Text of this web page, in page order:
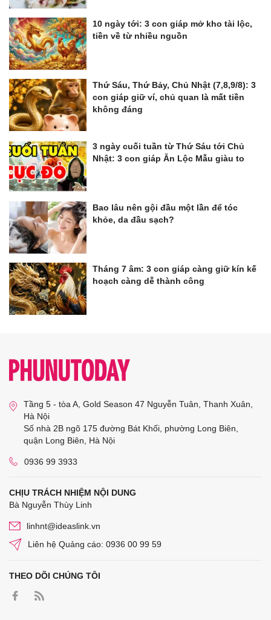
10 ngày tới: 3 con giáp mở kho tài lộc,
tiền về từ nhiều nguồn
Thứ Sáu, Thứ Bảy, Chủ Nhật (7,8,9/8): 3
con giáp giữ ví, chủ quan là mất tiền
không đáng
3 ngày cuối tuần từ Thứ Sáu tới Chủ
Nhật: 3 con giáp Ăn Lộc Mẫu giàu to
Bao lâu nên gội đầu một lần để tóc
khỏe, da đầu sạch?
Tháng 7 âm: 3 con giáp càng giữ kín kế
hoạch càng dễ thành công
Tầng 5 - tòa A, Gold Season 47 Nguyễn Tuân, Thanh Xuân,
Hà Nội
Số nhà 2B ngõ 175 đường Bát Khối, phường Long Biên,
quận Long Biên, Hà Nội
0936 99 3933
CHỊU TRÁCH NHIỆM NỘI DUNG
Bà Nguyễn Thùy Linh
linhnt@ideaslink.vn
Liên hệ Quảng cáo: 0936 00 99 59
THEO DÕI CHÚNG TÔI